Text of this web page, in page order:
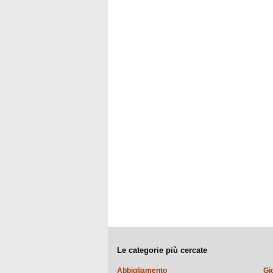
Le categorie più cercate
Abbigliamento